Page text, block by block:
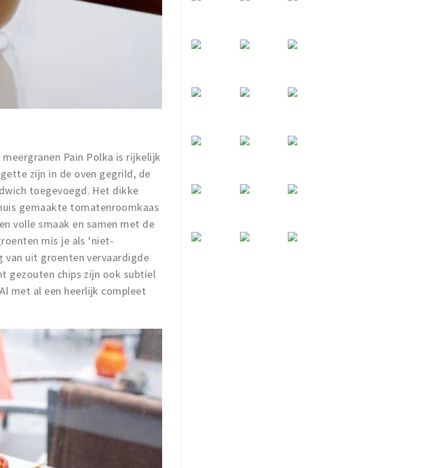
Pain Polka is rijkelijk
zijn in de oven gegrild, de
toegevoegd. Het dikke
gemaakte tomatenroomkaas
volle smaak en samen met de
mis je als ‘niet-
van uit groenten vervaardigde
gezouten chips zijn ook subtiel
met al een heerlijk compleet